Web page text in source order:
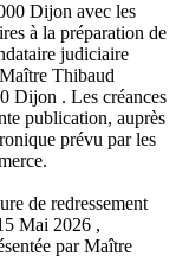
Dijon avec les
à la préparation de
judiciaire
Thibaud
Dijon . Les créances
publication, auprès
prévu par les
de redressement
Mai 2026 ,
par Maître